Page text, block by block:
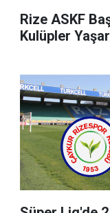
Rize ASKF
Kulüpler